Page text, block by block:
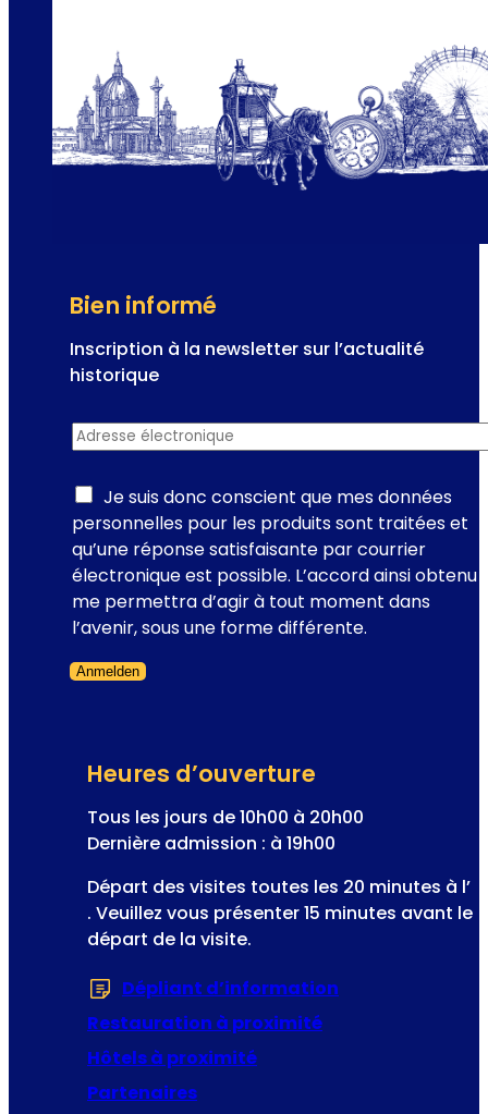
o
p
r
e
d
i
e
n
e
-
l
e
l
e
’
o
é
r
e
t
e
Bien informé
Inscription à la newsletter sur l’actualité
historique
n
e
s
l
e
t
t
e
l
Adresse électronique
Je suis donc conscient que mes données
personnelles pour les produits sont traitées et
qu’une réponse satisfaisante par courrier
électronique est possible. L’accord ainsi obtenu
me permettra d’agir à tout moment dans
l’avenir, sous une forme différente.
Anmelden
Heures d’ouverture
Tous les jours de 10h00 à 20h00
Dernière admission : à 19h00
Départ des visites toutes les 20 minutes à l’
. Veuillez vous présenter 15 minutes avant le
départ de la visite.
Dépliant d’information
Restauration à proximité
Hôtels à proximité
Partenaires